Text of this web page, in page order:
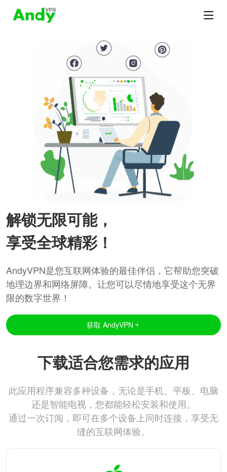
解锁无限可能，
享受全球精彩！
AndyVPN是您互联网体验的最佳伴侣，它帮助您突破
地理边界和网络屏障。让您可以尽情地享受这个无界
限的数字世界！
获取 AndyVPN
下载适合您需求的应用
此应用程序兼容多种设备，无论是手机、平板、电脑
还是智能电视，您都能轻松安装和使用。
通过一次订阅，即可在多个设备上同时连接，享受无
缝的互联网体验。